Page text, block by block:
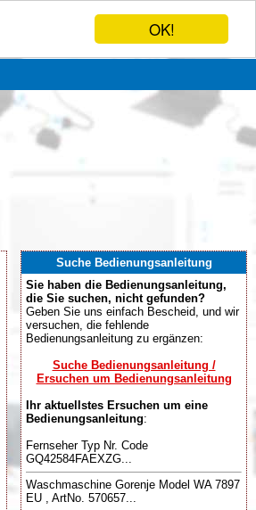
OK!
Suche Bedienungsanleitung
Sie haben die Bedienungsanleitung,
die Sie suchen, nicht gefunden?
Geben Sie uns einfach Bescheid, und wir
versuchen, die fehlende
Bedienungsanleitung zu ergänzen:
Suche Bedienungsanleitung /
Ersuchen um Bedienungsanleitung
Ihr aktuellstes Ersuchen um eine
Bedienungsanleitung:
Fernseher Typ Nr. Code
GQ42584FAEXZG...
Waschmaschine Gorenje Model WA 7897
EU , ArtNo. 570657...